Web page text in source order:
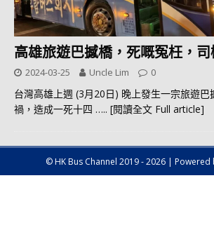
高雄旅遊巴撼橋，死嘅冤枉，
2024-03-25 Uncle Lim 0
台灣高雄上週 (3月20日) 晚上發生一宗旅遊巴
禍，造成一死十四 ….. [閱讀全文 Full article]
© HK Bus Channel 2019 - 2026 | Powered